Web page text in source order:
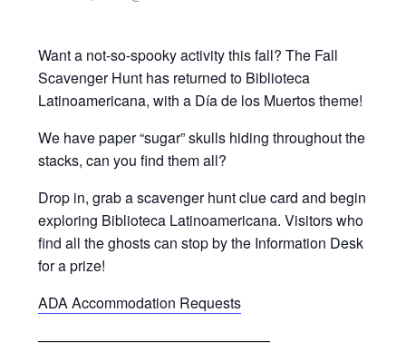
Want a not-so-spooky activity this fall? The Fall
Scavenger Hunt has returned to Biblioteca
Latinoamericana, with a Día de los Muertos theme!
We have paper “sugar” skulls hiding throughout the
stacks, can you find them all?
Drop in, grab a scavenger hunt clue card and begin
exploring Biblioteca Latinoamericana. Visitors who
find all the ghosts can stop by the Information Desk
for a prize!
ADA Accommodation Requests
————————————————